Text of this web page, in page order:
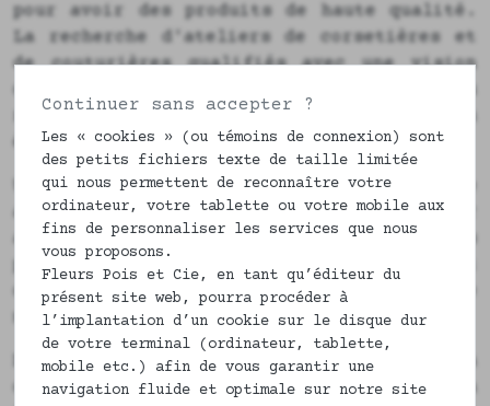
pour avoir des produits de haute qualité.
La recherche d'ateliers de corsetières et
de couturières qualifiés avec une vision
commune de la vie, du travail et du
respect des uns et des autres et bien
évidemment tout en France.
Une fois tout cela mis en place, Caroline
a déménagé du Sud-Ouest pour s'installer
au près de nos fabricants et fournisseurs
pour être plus réactive et surtout
optimiser au maximum le coût carbone de
nos articles.
Depuis 2014, date officielle de la
création de notre marque, notre gamme a
Continuer sans accepter ?
Les « cookies » (ou témoins de connexion) sont
des petits fichiers texte de taille limitée
qui nous permettent de reconnaître votre
ordinateur, votre tablette ou votre mobile aux
fins de personnaliser les services que nous
vous proposons.
Fleurs Pois et Cie, en tant qu’éditeur du
présent site web, pourra procéder à
l’implantation d’un cookie sur le disque dur
de votre terminal (ordinateur, tablette,
mobile etc.) afin de vous garantir une
navigation fluide et optimale sur notre site